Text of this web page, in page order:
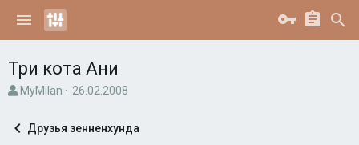
Три кота Ани
А
о
MyMilan
Д
а
26.02.2008
Друзья зенненхунда